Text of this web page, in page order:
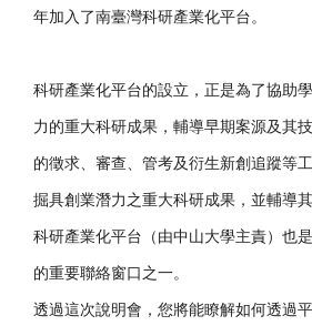
年加入了南臺灣科研產業化平台。
科研產業化平台的設立， 正是為了協助
力的重大科研成果， 輔導早期案源及其
的徵求、審查、 管考及衍生新創追蹤等工
掘具創業潛力之重大科研成果， 並輔導
科研產業化平台（由中山大學主責） 也
的重要聯絡窗口之一。
透過這次說明會，您將能瞭解如何透過